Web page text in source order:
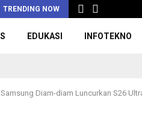
TRENDING NOW
EDUKASI INFOTEKNO
Samsung Diam-diam Luncurkan S26